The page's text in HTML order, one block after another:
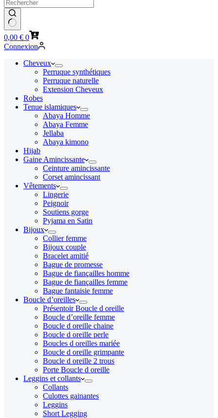
Panier
d’achat
0,00 € 0
Connexion
Cheveux
Perruque synthétiques
Perruque naturelle
Extension Cheveux
Robes
Tenue islamiques
Abaya Homme
Abaya Femme
Jellaba
Abaya kimono
Hijab
Gaine Amincissante
Ceinture amincissante
Corset amincissant
Vêtements
Lingerie
Peignoir
Soutiens gorge
Pyjama en Satin
Bijoux
Collier femme
Bijoux couple
Bracelet amitié
Bague de promesse
Bague de fiançailles homme
Bague de fiançailles femme
Bague fantaisie femme
Boucle d’oreilles
Présentoir Boucle d oreille
Boucle d’oreille femme
Boucle d oreille chaine
Boucle d oreille perle
Boucles d oreilles mariée
Boucle d oreille grimpante
Boucle d oreille 2 trous
Porte Boucle d oreille
Leggins et collants
Collants
Culottes gainantes
Leggins
Short Legging